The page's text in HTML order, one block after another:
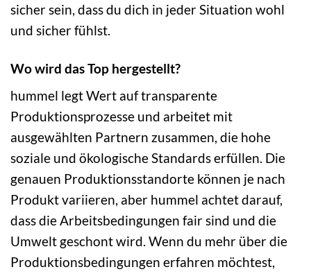
sicher sein, dass du dich in jeder Situation wohl
und sicher fühlst.
Wo wird das Top hergestellt?
hummel legt Wert auf transparente
Produktionsprozesse und arbeitet mit
ausgewählten Partnern zusammen, die hohe
soziale und ökologische Standards erfüllen. Die
genauen Produktionsstandorte können je nach
Produkt variieren, aber hummel achtet darauf,
dass die Arbeitsbedingungen fair sind und die
Umwelt geschont wird. Wenn du mehr über die
Produktionsbedingungen erfahren möchtest,